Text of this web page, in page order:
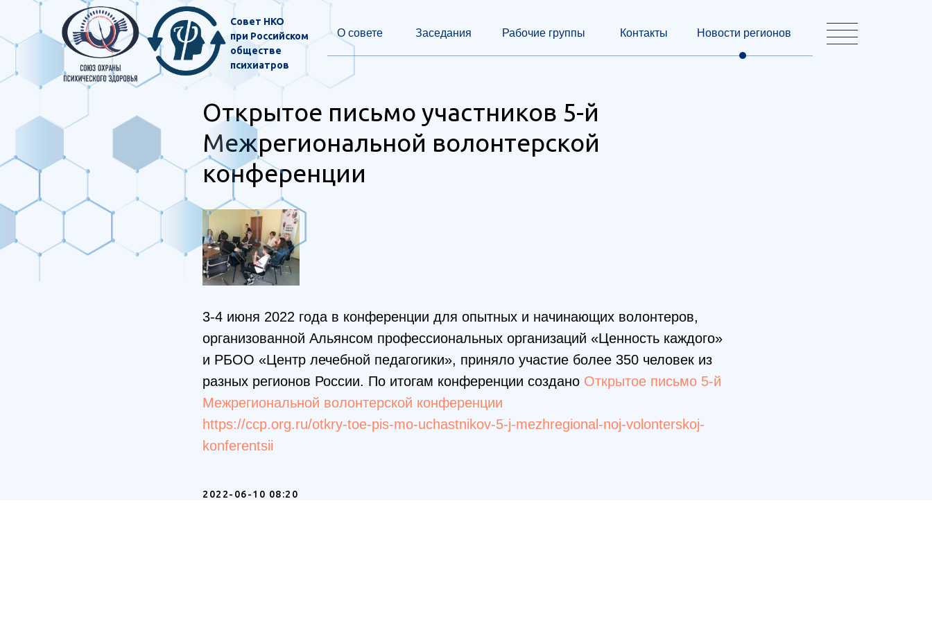
О совете Заседания Рабочие группы Контакты Новости регионов
Совет НКО
при Российском
обществе
психиатров
Открытое письмо участников 5-й
Межрегиональной волонтерской
конференции
3-4 июня 2022 года в конференции для опытных и начинающих волонтеров,
организованной Альянсом профессиональных организаций «Ценность каждого»
и РБОО «Центр лечебной педагогики», приняло участие более 350 человек из
разных регионов России. По итогам конференции создано Открытое письмо 5-й
Межрегиональной волонтерской конференции
https://ccp.org.ru/otkry-toe-pis-mo-uchastnikov-5-j-mezhregional-noj-volonterskoj-
konferentsii
2022-06-10 08:20